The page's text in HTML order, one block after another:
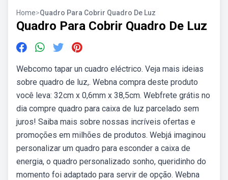
Home>Quadro Para Cobrir Quadro De Luz
Quadro Para Cobrir Quadro De Luz
Webcomo tapar un cuadro eléctrico. Veja mais ideias
sobre quadro de luz,. Webna compra deste produto
você leva: 32cm x 0,6mm x 38,5cm. Webfrete grátis no
dia compre quadro para caixa de luz parcelado sem
juros! Saiba mais sobre nossas incríveis ofertas e
promoções em milhões de produtos. Webjá imaginou
personalizar um quadro para esconder a caixa de
energia, o quadro personalizado sonho, queridinho do
momento foi adaptado para servir de opção. Webna